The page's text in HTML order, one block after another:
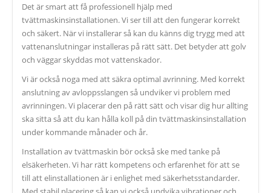
Det är smart att få professionell hjälp med
tvättmaskinsinstallationen. Vi ser till att den fungerar korrekt
och säkert. När vi installerar så kan du känns dig trygg med att
vattenanslutningar installeras på rätt sätt. Det betyder att golv
och väggar skyddas mot vattenskador.
Vi är också noga med att säkra optimal avrinning. Med korrekt
anslutning av avloppsslangen så undviker vi problem med
avrinningen. Vi placerar den på rätt sätt och visar dig hur allting
ska sitta så att du kan hålla koll på din tvättmaskinsinstallation
under kommande månader och år.
Installation av tvättmaskin bör också ske med tanke på
elsäkerheten. Vi har rätt kompetens och erfarenhet för att se
till att elinstallationen är i enlighet med säkerhetsstandarder.